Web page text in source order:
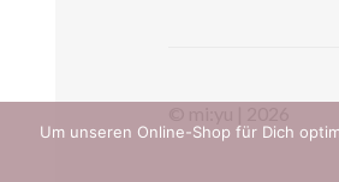
Um unseren Online-Shop für Dich